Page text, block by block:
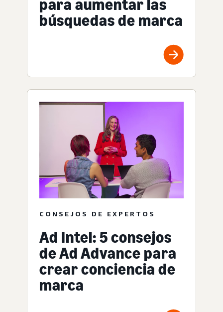
para aumentar las
búsquedas de marca
CONSEJOS DE EXPERTOS
Ad Intel: 5 consejos
de Ad Advance para
crear conciencia de
marca